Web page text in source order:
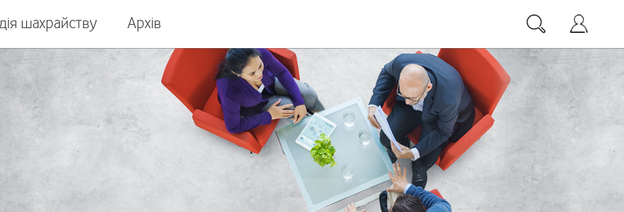
шахрайству Архів